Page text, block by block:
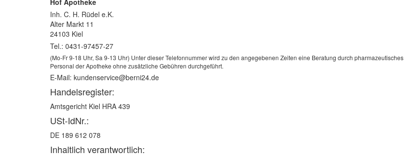
Hof Apotheke
Inh. C. H. Rüdel e.K.
Alter Markt 11
24103 Kiel
Tel.: 0431-97457-27
(Mo-Fr 9-18 Uhr, Sa 9-13 Uhr) Unter dieser Telefonnummer wird zu den angegebenen Zeiten eine Beratung durch pharmazeutisches
Personal der Apotheke ohne zusätzliche Gebühren durchgeführt.
E-Mail: kundenservice@berni24.de
Handelsregister:
Amtsgericht Kiel HRA 439
USt-IdNr.:
DE 189 612 078
Inhaltlich verantwortlich: